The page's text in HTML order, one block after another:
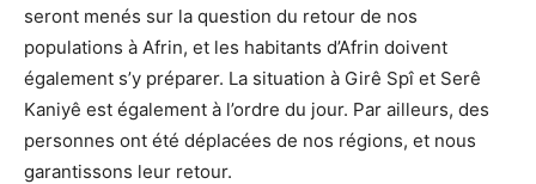
seront menés sur la question du retour de nos
populations à Afrin, et les habitants d’Afrin doivent
également s’y préparer. La situation à Girê Spî et Serê
Kaniyê est également à l’ordre du jour. Par ailleurs, des
personnes ont été déplacées de nos régions, et nous
garantissons leur retour.